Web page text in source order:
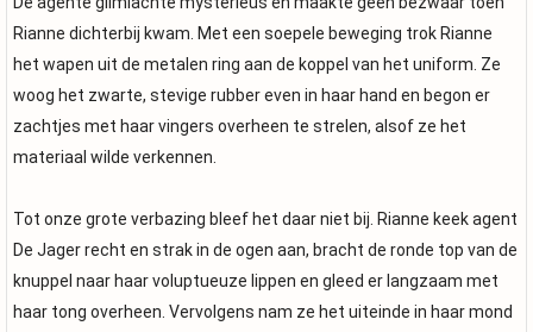
Rianne dichterbij kwam. Met een soepele beweging trok Rianne
het wapen uit de metalen ring aan de koppel van het uniform. Ze
woog het zwarte, stevige rubber even in haar hand en begon er
zachtjes met haar vingers overheen te strelen, alsof ze het
materiaal wilde verkennen.
Tot onze grote verbazing bleef het daar niet bij. Rianne keek agent
De Jager recht en strak in de ogen aan, bracht de ronde top van de
knuppel naar haar voluptueuze lippen en gleed er langzaam met
haar tong overheen. Vervolgens nam ze het uiteinde in haar mond